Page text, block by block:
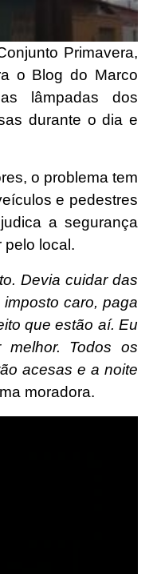
Primavera,
o Blog do Marco
lâmpadas dos
durante o dia e
o problema tem
e pedestres
a segurança
pelo local.
Devia cuidar das
caro, paga
que estão aí. Eu
Todos os
acesas e a noite
moradora.